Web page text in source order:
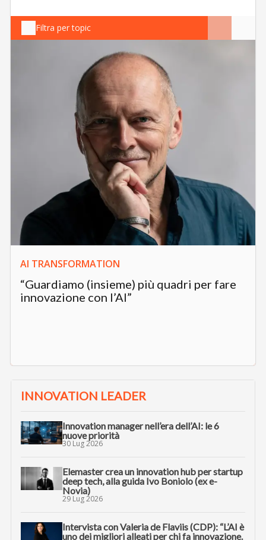
Filtra per topic
AI TRANSFORMATION
“Guardiamo (insieme) più quadri per fare
innovazione con l’AI”
INNOVATION LEADER
Innovation manager nell’era dell’AI: le 6
nuove priorità
30 Lug 2026
Elemaster crea un innovation hub per startup
deep tech, alla guida Ivo Boniolo (ex e-
Novia)
29 Lug 2026
Intervista con Valeria de Flaviis (CDP): “L’AI è
uno dei migliori alleati per chi fa innovazione.